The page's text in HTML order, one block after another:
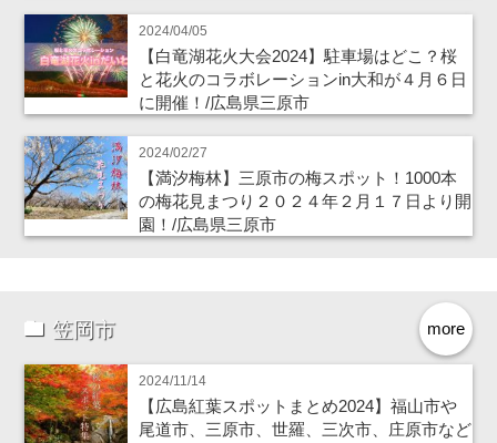
2024/04/05
【白竜湖花火大会2024】駐車場はどこ？桜
と花火のコラボレーションin大和が４月６日
に開催！/広島県三原市
2024/02/27
【満汐梅林】三原市の梅スポット！1000本
の梅花見まつり２０２４年２月１７日より開
園！/広島県三原市
more
笠岡市
2024/11/14
【広島紅葉スポットまとめ2024】福山市や
尾道市、三原市、世羅、三次市、庄原市など